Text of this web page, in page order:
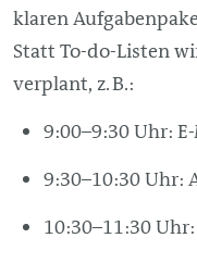
klaren
Statt To-do-Listen
verplant, z. B.:
9:00–9:30 Uhr:
9:30–10:30 Uhr:
10:30–11:30